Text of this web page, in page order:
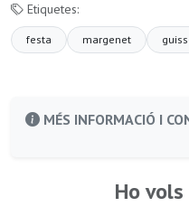
Etiquetes:
festa margenet
MÉS INFORMACIÓ I
Ho